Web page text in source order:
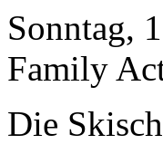
Sonntag,
Family
Die